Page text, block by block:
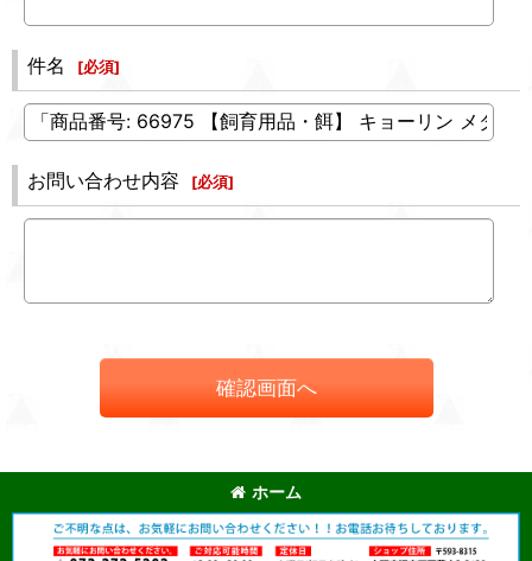
件名 [必須]
お問い合わせ内容 [必須]
確認画面へ
ホーム